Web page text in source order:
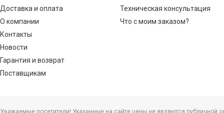
Доставка и оплата
О компании
Контакты
Новости
Гарантия и возврат
Поставщикам
Техническая консультация
Что с моим заказом?
Уважаемые посетители! Указанные на сайте цены не являются публичной